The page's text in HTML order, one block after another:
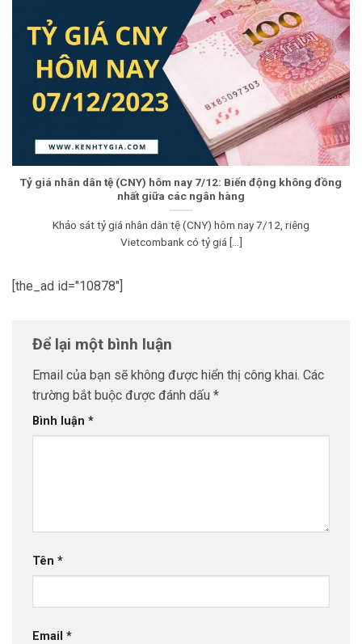
Tỷ giá nhân dân tệ (CNY) hôm nay 7/12: Biến động không đồng
nhất giữa các ngân hàng
Khảo sát tỷ giá nhân dân tệ (CNY) hôm nay 7/12, riêng
Vietcombank có tỷ giá [...]
[the_ad id="10878"]
Để lại một bình luận
Email của bạn sẽ không được hiển thị công khai. Các
trường bắt buộc được đánh dấu *
Bình luận *
Tên *
Email *